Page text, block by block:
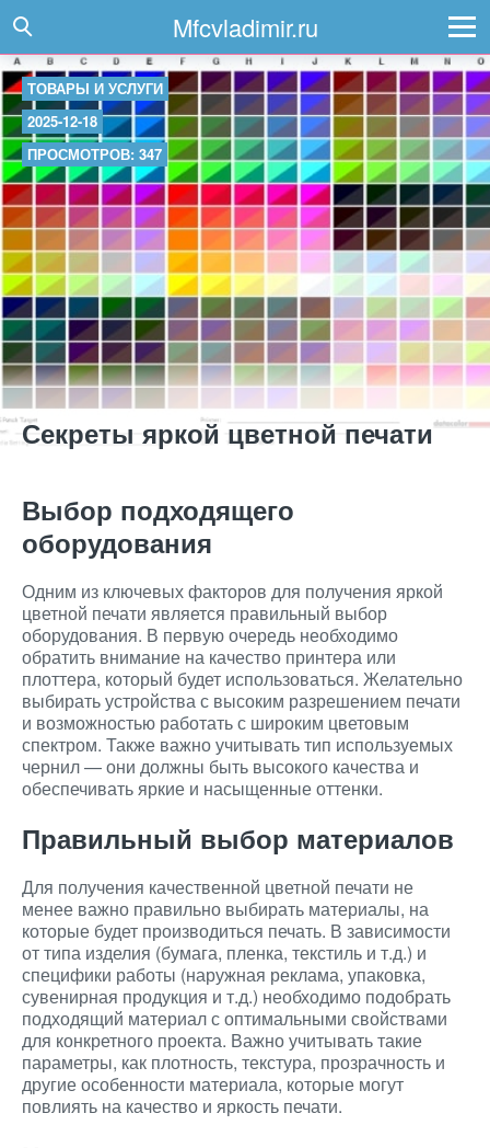
Mfcvladimir.ru
ТОВАРЫ И УСЛУГИ
2025-12-18
ПРОСМОТРОВ: 347
Секреты яркой цветной печати
Выбор подходящего
оборудования
Одним из ключевых факторов для получения яркой
цветной печати является правильный выбор
оборудования. В первую очередь необходимо
обратить внимание на качество принтера или
плоттера, который будет использоваться. Желательно
выбирать устройства с высоким разрешением печати
и возможностью работать с широким цветовым
спектром. Также важно учитывать тип используемых
чернил — они должны быть высокого качества и
обеспечивать яркие и насыщенные оттенки.
Правильный выбор материалов
Для получения качественной цветной печати не
менее важно правильно выбирать материалы, на
которые будет производиться печать. В зависимости
от типа изделия (бумага, пленка, текстиль и т.д.) и
специфики работы (наружная реклама, упаковка,
сувенирная продукция и т.д.) необходимо подобрать
подходящий материал с оптимальными свойствами
для конкретного проекта. Важно учитывать такие
параметры, как плотность, текстура, прозрачность и
другие особенности материала, которые могут
повлиять на качество и яркость печати.